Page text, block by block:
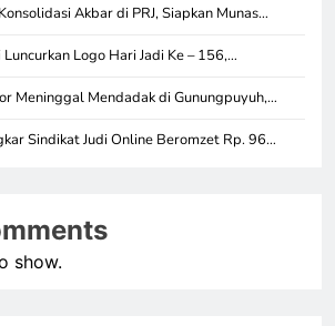
Akbar di PRJ, Siapkan Munas…
Logo Hari Jadi Ke – 156,…
Meninggal Mendadak di Gunungpuyuh,…
Sindikat Judi Online Beromzet Rp. 96…
show.